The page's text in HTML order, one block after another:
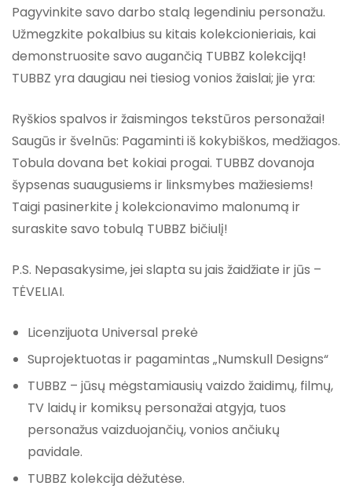
Pagyvinkite savo darbo stalą legendiniu personažu.
Užmegzkite pokalbius su kitais kolekcionieriais, kai
demonstruosite savo augančią TUBBZ kolekciją!
TUBBZ yra daugiau nei tiesiog vonios žaislai; jie yra:
Ryškios spalvos ir žaismingos tekstūros personažai!
Saugūs ir švelnūs: Pagaminti iš kokybiškos, medžiagos.
Tobula dovana bet kokiai progai. TUBBZ dovanoja
šypsenas suaugusiems ir linksmybes mažiesiems!
Taigi pasinerkite į kolekcionavimo malonumą ir
suraskite savo tobulą TUBBZ bičiulį!
P.S. Nepasakysime, jei slapta su jais žaidžiate ir jūs –
TĖVELIAI.
Licenzijuota Universal prekė
Suprojektuotas ir pagamintas „Numskull Designs“
TUBBZ – jūsų mėgstamiausių vaizdo žaidimų, filmų,
TV laidų ir komiksų personažai atgyja, tuos
personažus vaizduojančių, vonios ančiukų
pavidale.
TUBBZ kolekcija dėžutėse.